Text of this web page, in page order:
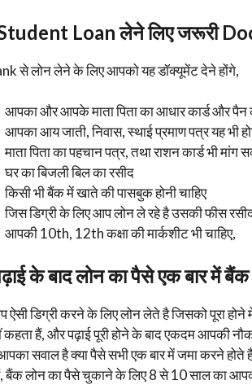
Loan लेने लिए जरूरी
से लोन लेने के लिए आपको यह डॉक्यूमेंट देने होंगे,
आपका और आपके माता पिता का आधार कार्ड और पैन
आपका आय जाती, निवास, स्थाई प्रमाण पत्र यह भी
माता पिता का पहचान पत्र, तथा राशन कार्ड भी मांग
घर का बिजली बिल का रसीद
किसी भी बैंक में खाते की पासबुक होनी चाहिए
जिस डिग्री के लिए आप लोन ले रहे है उसकी फीस रसीद
आपकी 10th, 12th कक्षा की मार्कशीट भी चाहिए,
के बाद लोन का पैसे एक बार में बैंक
ऐसी डिग्री करने के लिए लोन लेते है जिसको पूरा
कहता हैं, और पढ़ाई पूरी होने के बाद एकदम आपकी
सवाल है क्या पैसे सभी एक बार में जमा करने
लोन का पैसे चुकाने के लिए 8 से 10 साल का